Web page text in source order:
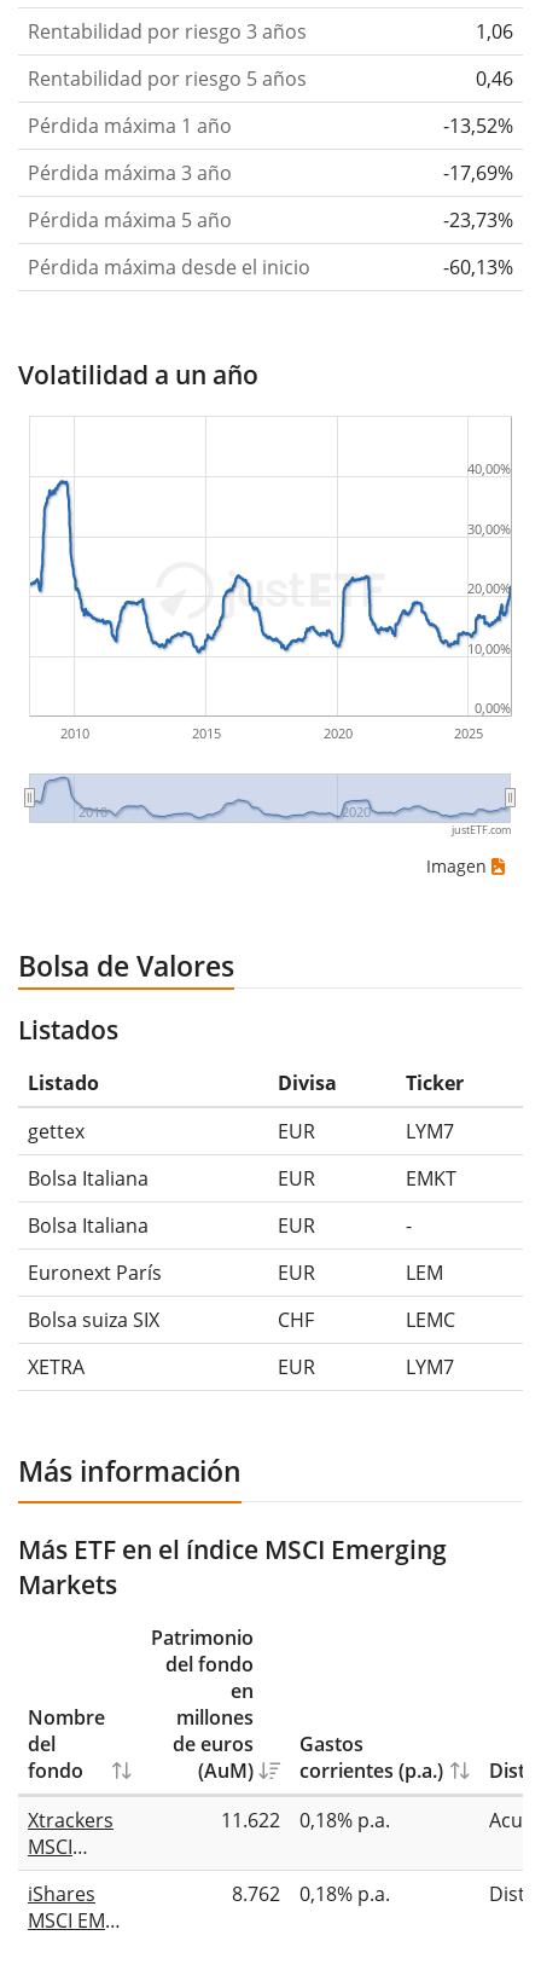
Rentabilidad por riesgo 3 años
1,06
Rentabilidad por riesgo 5 años
0,46
Pérdida máxima 1 año
-13,52%
Pérdida máxima 3 año
-17,69%
Pérdida máxima 5 año
-23,73%
Pérdida máxima desde el inicio
-60,13%
Volatilidad a un año
2010 2015 2020 2025
2010 2020
0,00%
10,00%
20,00%
30,00%
40,00%
justETF.com
Imagen
Bolsa de Valores
Listados
Listado Divisa
Ticker
gettex
EUR
LYM7
Bolsa Italiana
EUR
EMKT
Bolsa Italiana
EUR
-
Euronext París
EUR
LEM
Bolsa suiza SIX
CHF
LEMC
XETRA
EUR LYM7
Más información
Más ETF en el índice MSCI Emerging
Markets
Nombre
del
fondo
Patrimonio
del fondo
en
millones
de euros
(AuM)
Gastos
corrientes (p.a.)
Xtrackers
MSCI
Emerging
Markets
UCITS ETF
11.622 0,18% p.a.
iShares
MSCI EM
8.762 0,18% p.a.